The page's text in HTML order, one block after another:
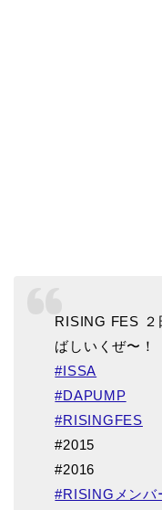
RISING FES ２
ばしいくぜ〜！
#ISSA
#DAPUMP
#RISINGFES
#2015
#2016
#RISINGメンバ